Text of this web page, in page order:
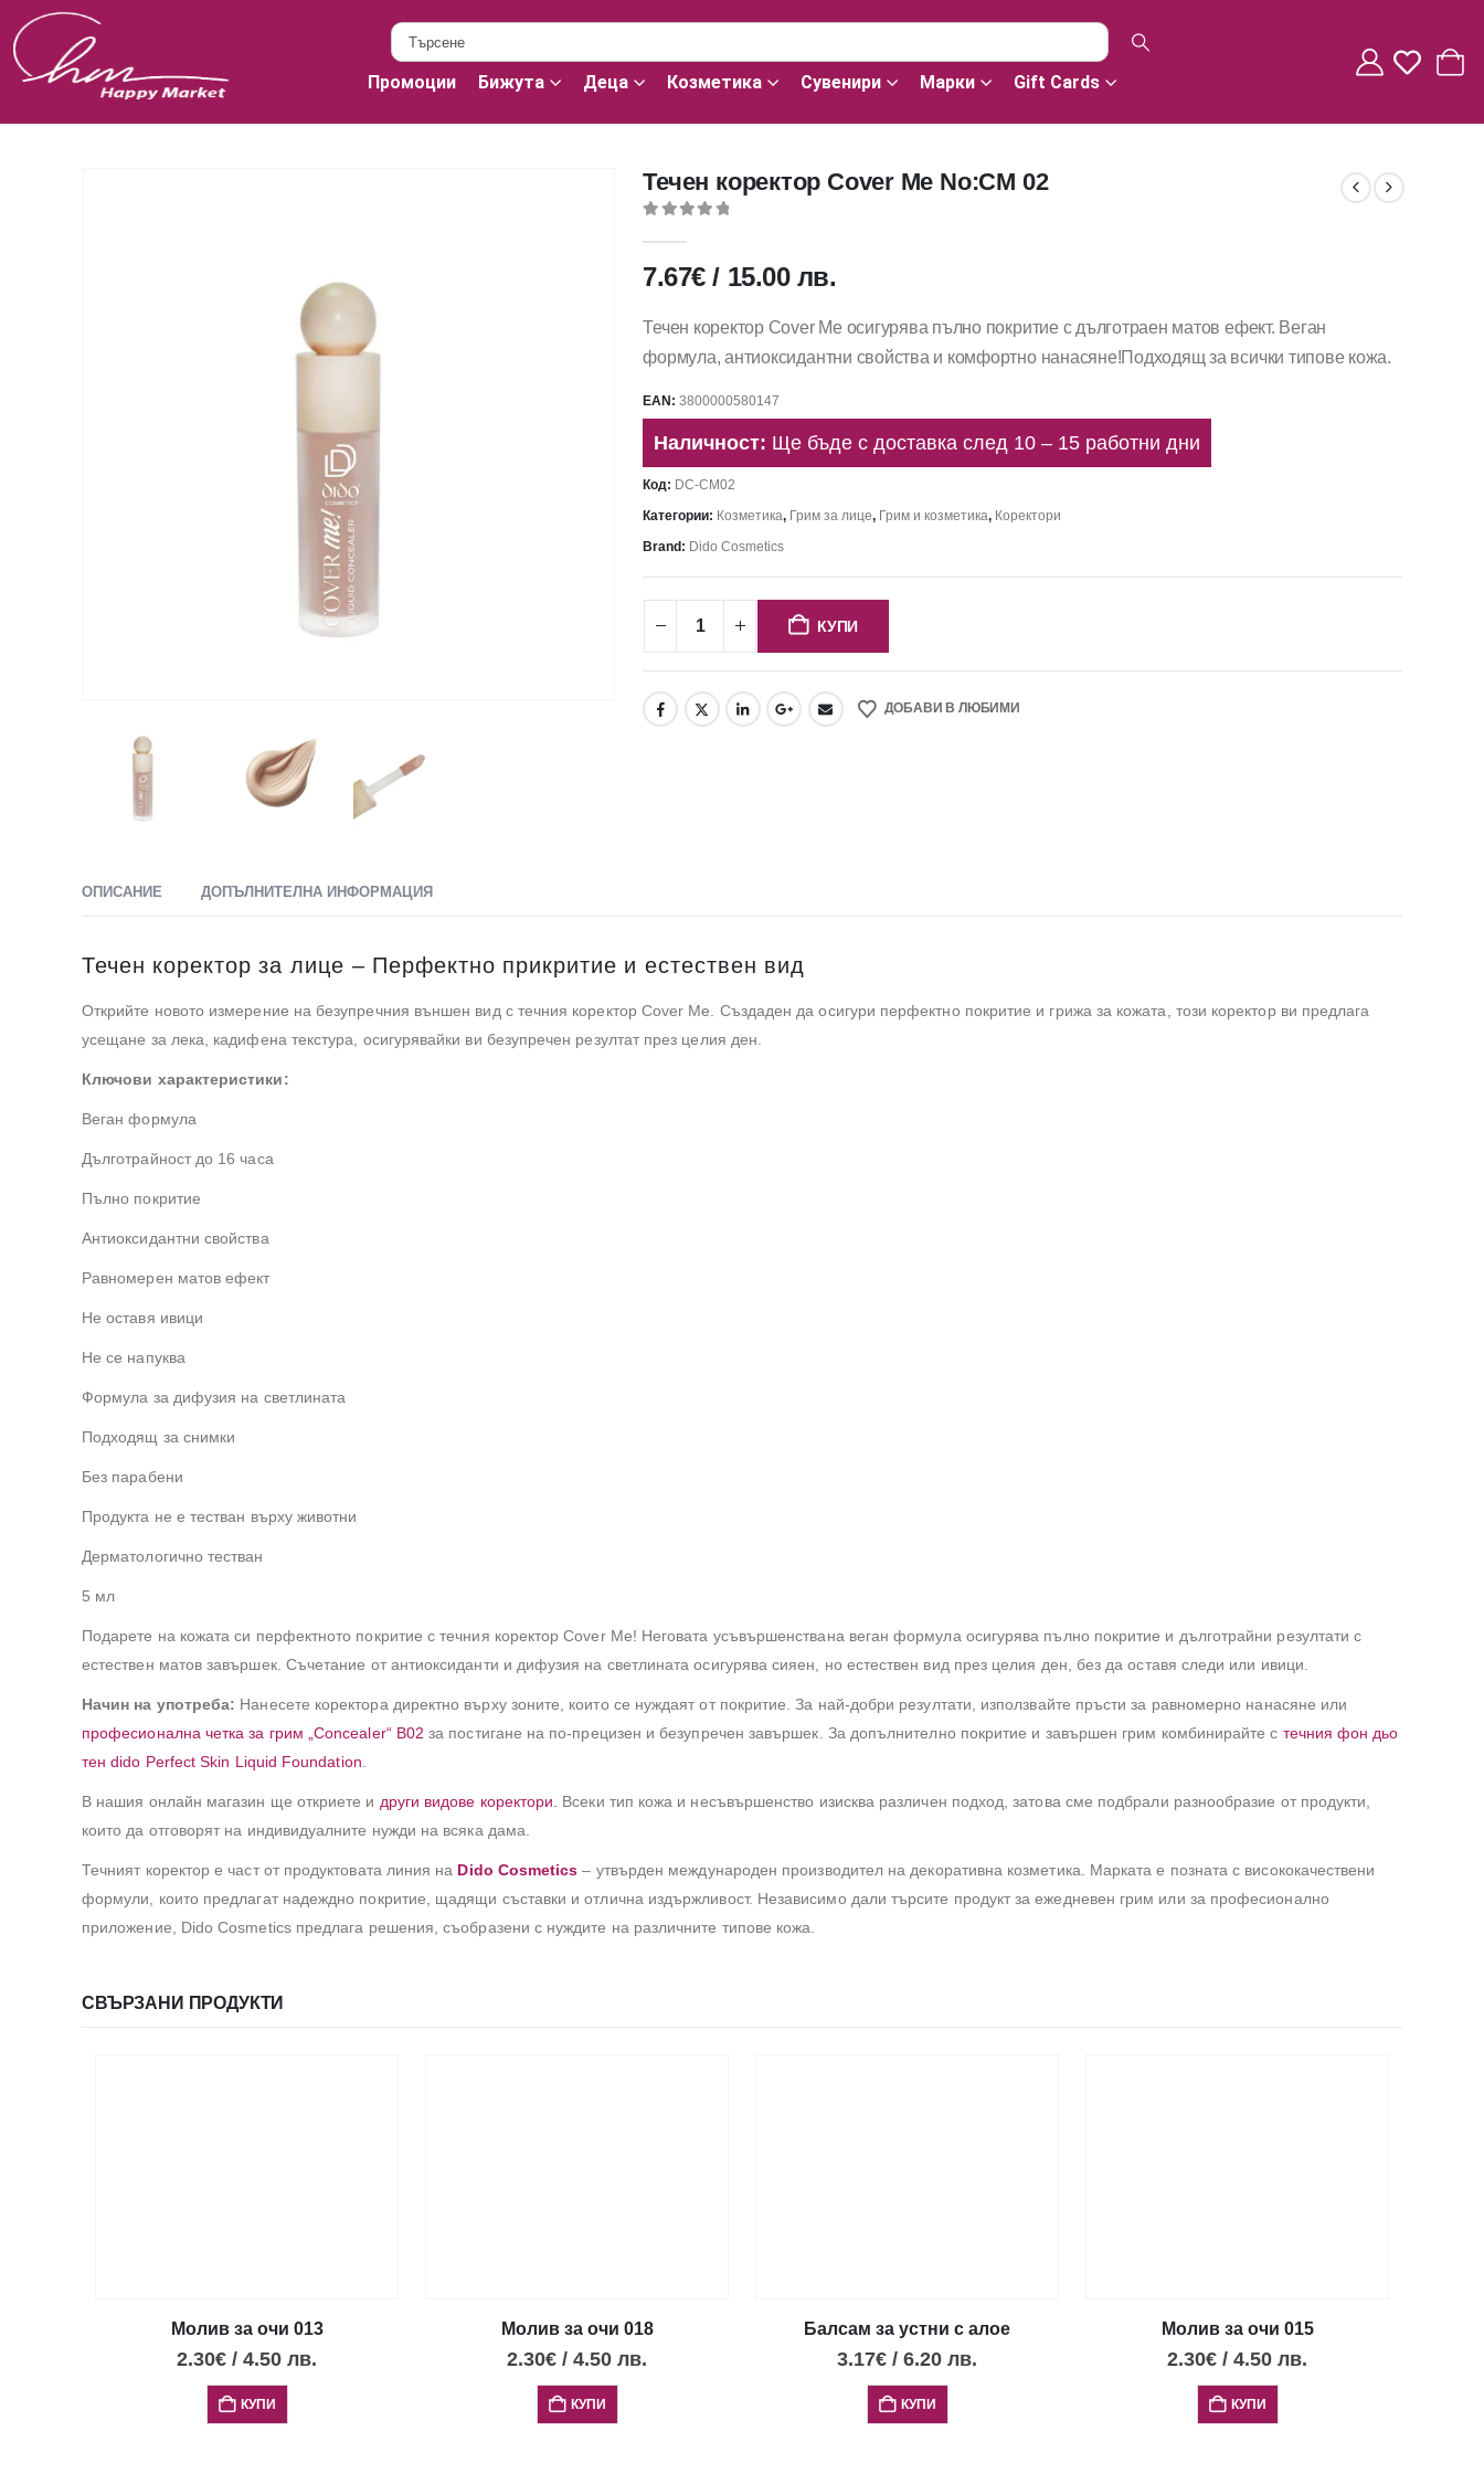
Промоции Бижута Деца Козметика Сувенири Марки Gift Cards
Течен коректор Cover Me No:CM 02
7.67€ / 15.00 лв.
Течен коректор Cover Me осигурява пълно покритие с дълготраен матов ефект. Веган
формула, антиоксидантни свойства и комфортно нанасяне!Подходящ за всички типове кожа.
EAN:3800000580147
Наличност: Ще бъде с доставка след 10 – 15 работни дни
Код: DC-CM02
Категории: Козметика, Грим за лице, Грим и козметика, Коректори
Brand: Dido Cosmetics
КУПИ
ДОБАВИ В ЛЮБИМИ
ОПИСАНИЕ ДОПЪЛНИТЕЛНА ИНФОРМАЦИЯ
Течен коректор за лице – Перфектно прикритие и естествен вид
Открийте новото измерение на безупречния външен вид с течния коректор Cover Me. Създаден да осигури перфектно покритие и грижа за кожата, този коректор ви предлага
усещане за лека, кадифена текстура, осигурявайки ви безупречен резултат през целия ден.
Ключови характеристики:
Веган формула
Дълготрайност до 16 часа
Пълно покритие
Антиоксидантни свойства
Равномерен матов ефект
Не оставя ивици
Не се напуква
Формула за дифузия на светлината
Подходящ за снимки
Без парабени
Продукта не е тестван върху животни
Дерматологично тестван
5 мл
Подарете на кожата си перфектното покритие с течния коректор Cover Me! Неговата усъвършенствана веган формула осигурява пълно покритие и дълготрайни резултати с
естествен матов завършек. Съчетание от антиоксиданти и дифузия на светлината осигурява сияен, но естествен вид през целия ден, без да оставя следи или ивици.
Начин на употреба: Нанесете коректора директно върху зоните, които се нуждаят от покритие. За най-добри резултати, използвайте пръсти за равномерно нанасяне или
професионална четка за грим „Concealer“ B02 за постигане на по-прецизен и безупречен завършек. За допълнително покритие и завършен грим комбинирайте с течния фон дьо
тен dido Perfect Skin Liquid Foundation.
В нашия онлайн магазин ще откриете и други видове коректори. Всеки тип кожа и несъвършенство изисква различен подход, затова сме подбрали разнообразие от продукти,
които да отговорят на индивидуалните нужди на всяка дама.
Течният коректор е част от продуктовата линия на Dido Cosmetics – утвърден международен производител на декоративна козметика. Марката е позната с висококачествени
формули, които предлагат надеждно покритие, щадящи съставки и отлична издържливост. Независимо дали търсите продукт за ежедневен грим или за професионално
приложение, Dido Cosmetics предлага решения, съобразени с нуждите на различните типове кожа.
СВЪРЗАНИ ПРОДУКТИ
Молив за очи 013
2.30€ / 4.50 лв.
КУПИ
Молив за очи 018
2.30€ / 4.50 лв.
КУПИ
Балсам за устни с алое
3.17€ / 6.20 лв.
КУПИ
Молив за очи 015
2.30€ / 4.50 лв.
КУПИ